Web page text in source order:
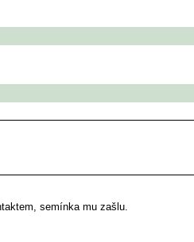
semínka mu zašlu.